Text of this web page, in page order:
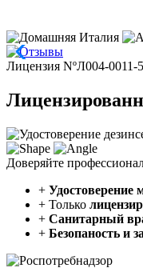
Лицензия NºЛ004-0011-
Доверяйте
+ Удостоверение
+ Только
+ Санитарный
+ Безопаность и